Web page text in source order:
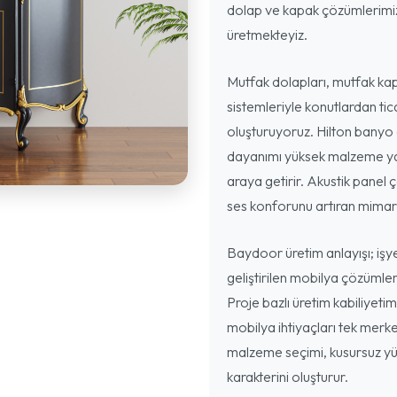
dolap ve kapak
üretmekteyiz.
Mutfak dolapları, mutfak
sistemleriyle konutlardan
oluşturuyoruz. Hilton banyo
dayanımı yüksek malzeme
araya getirir. Akustik panel
ses konforunu artıran
Baydoor üretim anlayışı;
geliştirilen mobilya
Proje bazlı üretim
mobilya ihtiyaçları tek
malzeme seçimi, kusursuz
karakterini oluşturur.